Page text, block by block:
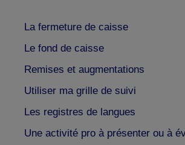
La fermeture de caisse
Le fond de caisse
Remises et augmentations
Utiliser ma grille de suivi
Les registres de langues
Une activité pro à présenter ou à